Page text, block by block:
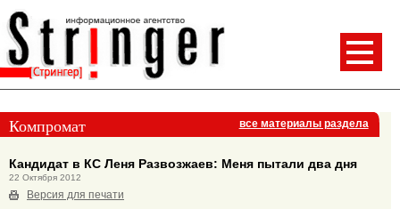
Компромат все материалы раздела
Кандидат в КС Леня Развозжаев: Меня пытали два дня
22 Октября 2012
Версия для печати